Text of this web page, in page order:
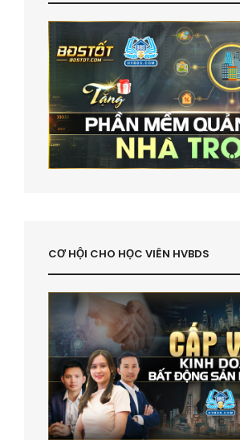
CƠ HỘI CHO HỌC VIÊN HVBDS